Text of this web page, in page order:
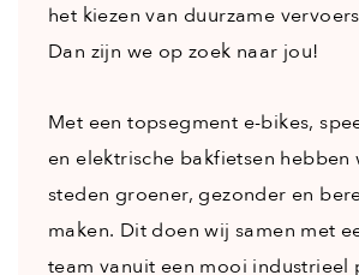
het kiezen van duurzame
Dan zijn we op zoek naar jou!
Met een topsegment e-bikes,
en elektrische bakfietsen hebben
steden groener, gezonder en
maken. Dit doen wij samen met
team vanuit een mooi industrieel